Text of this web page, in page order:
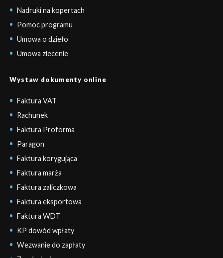
Nadruki na kopertach
Pomoc programu
Umowa o dzieło
Umowa zlecenie
Wystaw dokumenty online
Faktura VAT
Rachunek
Faktura Proforma
Paragon
Faktura korygująca
Faktura marża
Faktura zaliczkowa
Faktura eksportowa
Faktura WDT
KP dowód wpłaty
Wezwanie do zapłaty